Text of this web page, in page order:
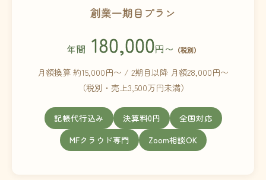
創業一期目プラン
年間 180,000円〜 （税別）
月額換算 約15,000円〜 / 2期目以降 月額28,000円〜
（税別・売上3,500万円未満）
記帳代行込み 決算料0円
全国対応
MFクラウド専門
Zoom相談OK